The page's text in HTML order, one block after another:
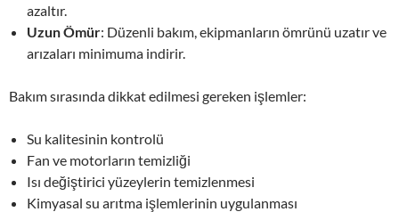
azaltır.
Uzun Ömür: Düzenli bakım, ekipmanların ömrünü uzatır ve
arızaları minimuma indirir.
Bakım sırasında dikkat edilmesi gereken işlemler:
Su kalitesinin kontrolü
Fan ve motorların temizliği
Isı değiştirici yüzeylerin temizlenmesi
Kimyasal su arıtma işlemlerinin uygulanması